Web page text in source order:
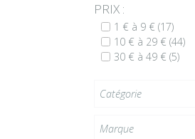
PRIX :
1 € à 9 € (17)
10 € à 29 € (44)
30 € à 49 € (5)